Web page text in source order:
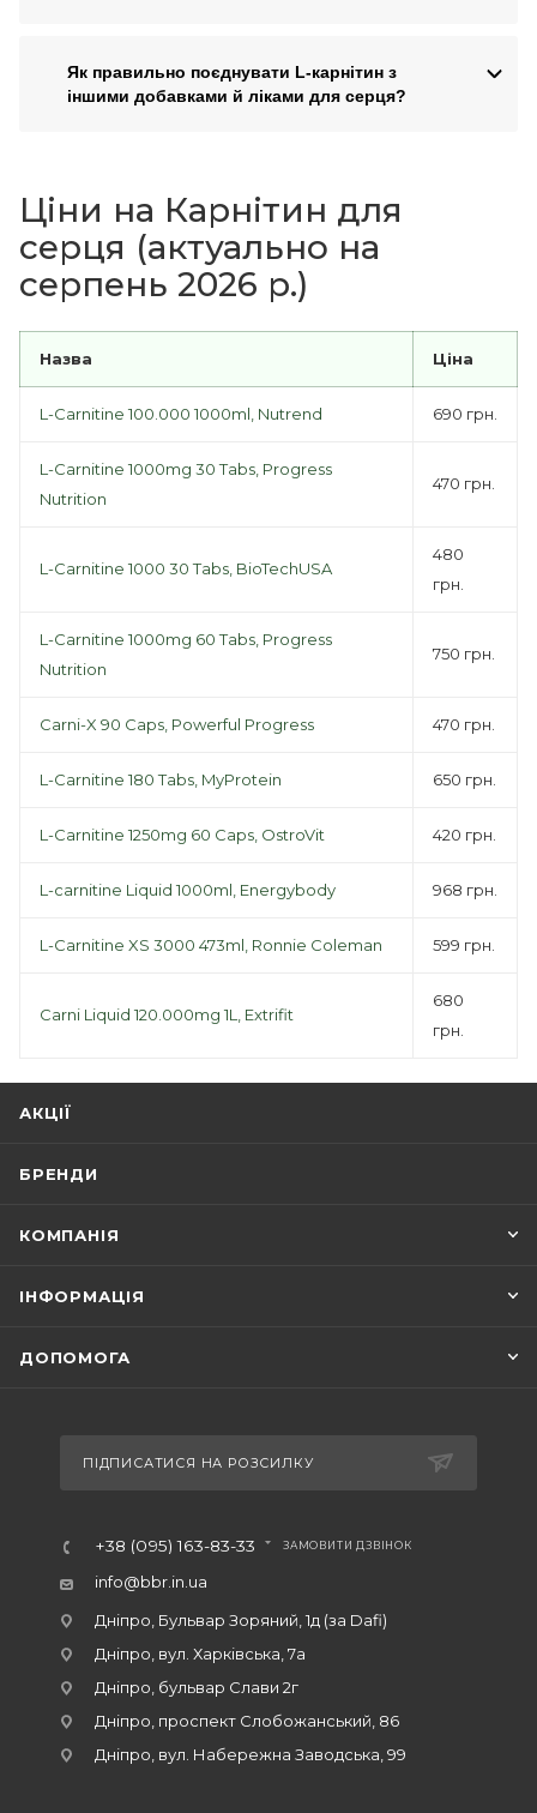
Як правильно поєднувати L-карнітин з
іншими добавками й ліками для серця?
Ціни на Карнітин для
серця (актуально на
серпень 2026 р.)
Назва Ціна
L-Carnitine 100.000 1000ml, Nutrend 690 грн.
L-Carnitine 1000mg 30 Tabs, Progress
Nutrition
470 грн.
L-Carnitine 1000 30 Tabs, BioTechUSA
480
грн.
L-Carnitine 1000mg 60 Tabs, Progress
Nutrition
750 грн.
Carni-X 90 Caps, Powerful Progress 470 грн.
L-Carnitine 180 Tabs, MyProtein 650 грн.
L-Carnitine 1250mg 60 Caps, OstroVit 420 грн.
L-carnitine Liquid 1000ml, Energybody 968 грн.
L-Carnitine XS 3000 473ml, Ronnie Coleman 599 грн.
Carni Liquid 120.000mg 1L, Extrifit
680
грн.
АКЦІЇ
БРЕНДИ
КОМПАНІЯ
ІНФОРМАЦІЯ
ДОПОМОГА
ПІДПИСАТИСЯ НА РОЗСИЛКУ
+38 (095) 163-83-33 ЗАМОВИТИ ДЗВІНОК
info@bbr.in.ua
Дніпро, Бульвар Зоряний, 1д (за Dafi)
Дніпро, вул. Харківська, 7а
Дніпро, бульвар Слави 2г
Дніпро, проспект Слобожанський, 86
Дніпро, вул. Набережна Заводська, 99